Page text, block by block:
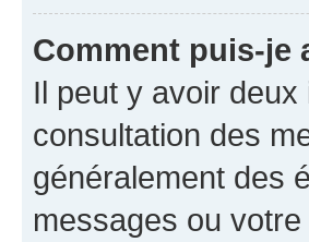
Comment puis-je
Il peut y avoir deux
consultation des
généralement des
messages ou